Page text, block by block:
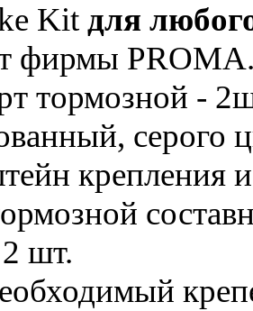
Kit для
фирмы
тормозной -
серого
крепления
шт.